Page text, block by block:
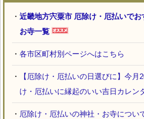
・ 近畿地方宍粟市 厄除け・厄払いでお
お寺一覧
・ 各市区町村別ページへはこちら
・
【厄除け・厄払いの日選びに】今月
け・厄払いに縁起のいい吉日カレン
・ 厄除け・厄払いの神社・お寺につい